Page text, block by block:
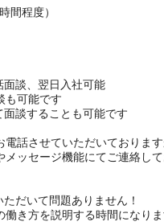
間程度）
談、翌日入社可能
も可能です
談することも可能です
話させていただいております
ッセージ機能にてご連絡して
だいて問題ありません！
き方を説明する時間になりま